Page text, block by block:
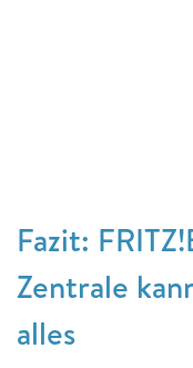
Fazit:
Zentrale
alles